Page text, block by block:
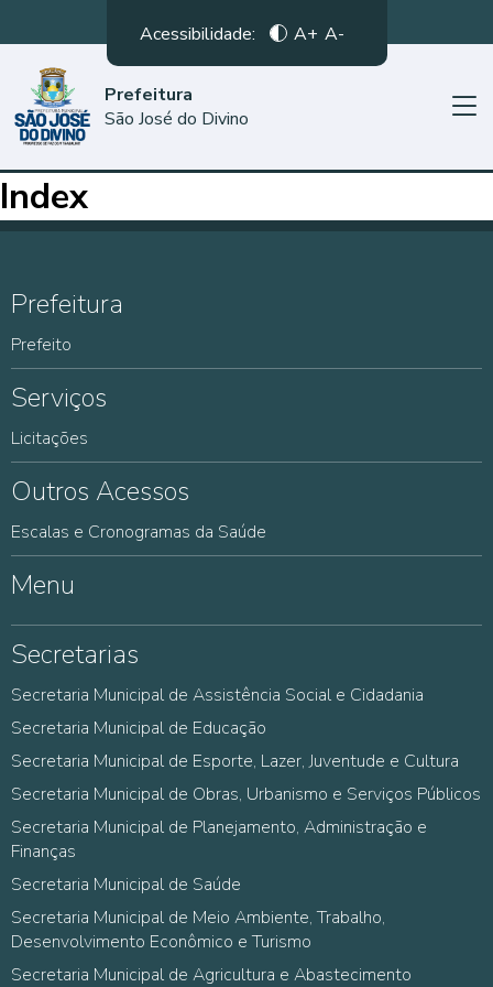
Acessibilidade: A+ A-
Prefeitura
São José do Divino
Index
Prefeitura
Prefeito
Serviços
Licitações
Outros Acessos
Escalas e Cronogramas da Saúde
Menu
Secretarias
Secretaria Municipal de Assistência Social e Cidadania
Secretaria Municipal de Educação
Secretaria Municipal de Esporte, Lazer, Juventude e Cultura
Secretaria Municipal de Obras, Urbanismo e Serviços Públicos
Secretaria Municipal de Planejamento, Administração e
Finanças
Secretaria Municipal de Saúde
Secretaria Municipal de Meio Ambiente, Trabalho,
Desenvolvimento Econômico e Turismo
Secretaria Municipal de Agricultura e Abastecimento